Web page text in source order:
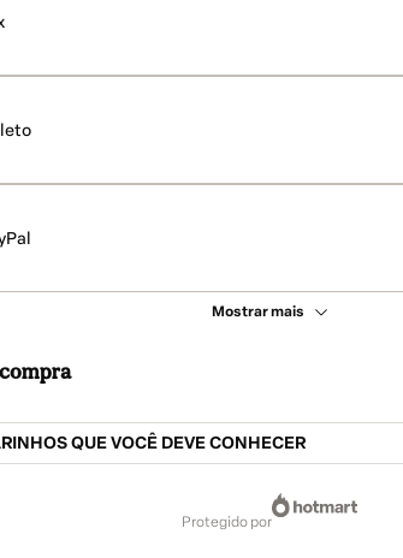
Mostrar mais
QUE VOCÊ DEVE CONHECER
protegido por